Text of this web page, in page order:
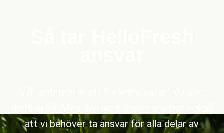
att vi behöver ta ansvar för alla delar av